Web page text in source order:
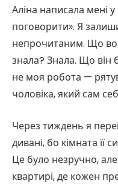
Аліна написала мені
поговорити». Я
непрочитаним. Що
знала? Знала. Що він
не моя робота —
чоловіка, який сам
Через тиждень я
дивані, бо кімната її
Це було незручно,
квартирі, де кожен